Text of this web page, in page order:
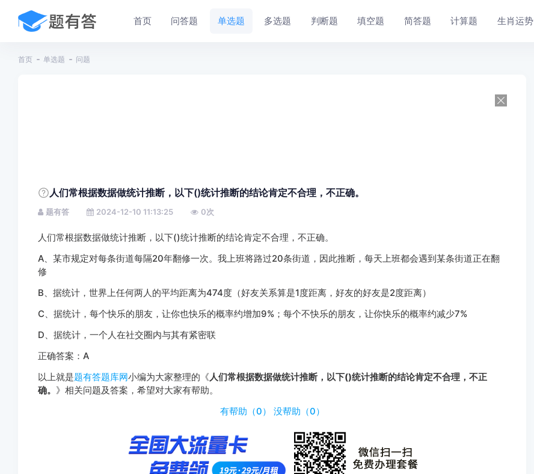
首页 问答题 单选题 多选题 判断题 填空题 简答题 计算题 生肖运势
首页 单选题 问题
人们常根据数据做统计推断，以下()统计推断的结论肯定不合理，不正确。
题有答 2024-12-10 11:13:25 0次
人们常根据数据做统计推断，以下()统计推断的结论肯定不合理，不正确。
A、某市规定对每条街道每隔20年翻修一次。我上班将路过20条街道，因此推断，每天上班都会遇到某条街道正在翻
修
B、据统计，世界上任何两人的平均距离为474度（好友关系算是1度距离，好友的好友是2度距离）
C、据统计，每个快乐的朋友，让你也快乐的概率约增加9%；每个不快乐的朋友，让你快乐的概率约减少7%
D、据统计，一个人在社交圈内与其有紧密联
正确答案：A
以上就是题有答题库网小编为大家整理的《人们常根据数据做统计推断，以下()统计推断的结论肯定不合理，不正
确。 》相关问题及答案，希望对大家有帮助。
有帮助（0） 没帮助（0）